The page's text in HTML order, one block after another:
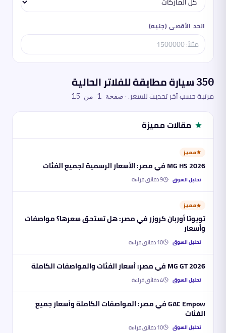
الحد الأقصى (جنيه)
أدخل
350سيارة مطابقة للفلاتر الحالية
مرتبة حسب آخر تحديث للسعر.· صفحة 1 من 15
مقالات مميزة
مميز
MG HS 2026 في مصر: الأسعار الرسمية لجميع الفئات
تحليل السوق 9دقائق قراءة
مميز
تويوتا أوربان كروزر في مصر: هل تستحق سعرها؟ مواصفات
وأسعار
تحليل السوق 10دقائق قراءة
MG GT 2026 في مصر: أسعار الفئات والمواصفات الكاملة
تحليل السوق 4دقائق قراءة
GAC Empow في مصر: المواصفات الكاملة وأسعار جميع
الفئات
تحليل السوق 10دقائق قراءة